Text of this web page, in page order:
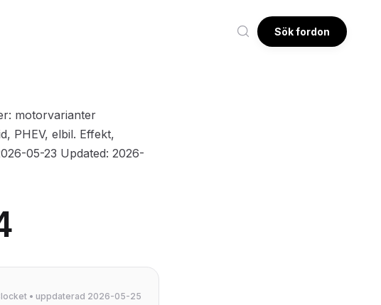
Sök fordon
motorvarianter
PHEV, elbil. Effekt,
05-23 Updated: 2026-
• uppdaterad 2026-05-25